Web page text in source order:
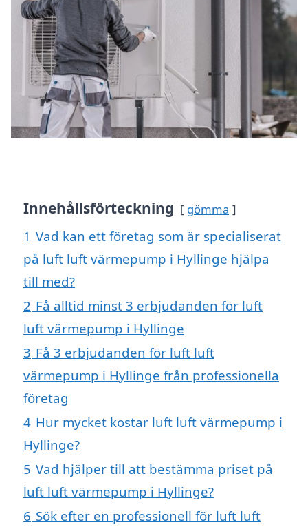
Innehållsförteckning gömma
1 Vad kan ett företag som är specialiserat
på luft luft värmepump i Hyllinge hjälpa
till med?
2 Få alltid minst 3 erbjudanden för luft
luft värmepump i Hyllinge
3 Få 3 erbjudanden för luft luft
värmepump i Hyllinge från professionella
företag
4 Hur mycket kostar luft luft värmepump i
Hyllinge?
5 Vad hjälper till att bestämma priset på
luft luft värmepump i Hyllinge?
6 Sök efter en professionell för luft luft